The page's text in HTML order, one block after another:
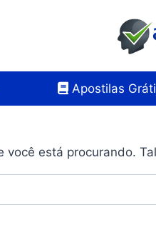
Apostilas
está procurando.